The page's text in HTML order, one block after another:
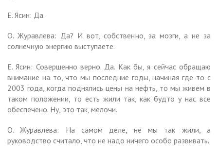
Е. Ясин: Да.
О. Журавлева: Да? И вот, собственно, за мозги, а не за
солнечную энергию выступаете.
Е. Ясин: Совершенно верно. Да. Как бы, я сейчас обращаю
внимание на то, что мы последние годы, начиная где-то с
2003 года, когда поднялись цены на нефть, то мы живем в
таком положении, то есть жили так, как будто у нас все
обеспечено. Ну, это так, мелочи.
О. Журавлева: На самом деле, не мы так жили, а
руководство считало, что не надо ничего особо развивать.